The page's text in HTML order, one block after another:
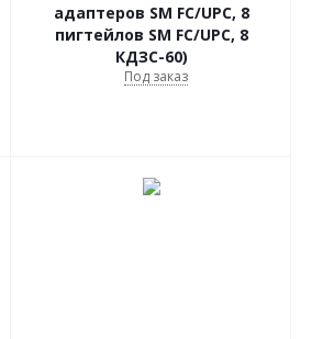
адаптеров SM FC/UPC, 8
пигтейлов SM FC/UPC, 8
КДЗС-60)
Под заказ